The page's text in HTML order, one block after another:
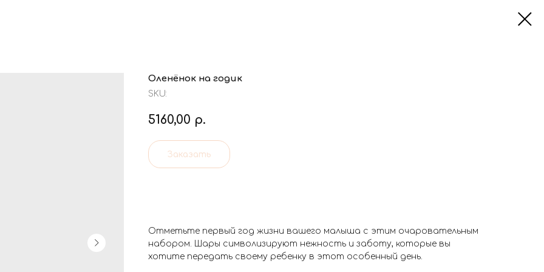
Оленёнок на годик
SKU:
5160,00 р.
Заказать
Отметьте первый год жизни вашего малыша с этим очаровательным
набором. Шары символизируют нежность и заботу, которые вы
хотите передать своему ребенку в этот особенный день.